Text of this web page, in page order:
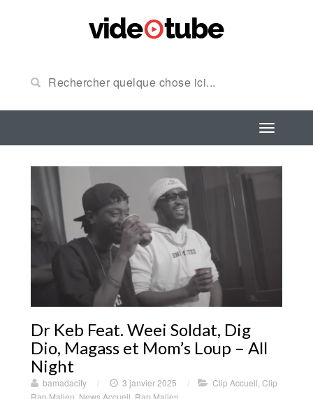
Dr Keb Feat. Weei Soldat, Dig
Dio, Magass et Mom’s Loup – All
Night
bamadacity / 3 janvier 2025 / Clip Accueil Clip